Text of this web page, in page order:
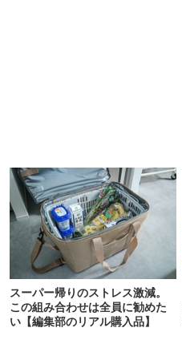
スーパー帰りのストレス激減。
この組み合わせは全員に勧めた
い【編集部のリアル購入品】